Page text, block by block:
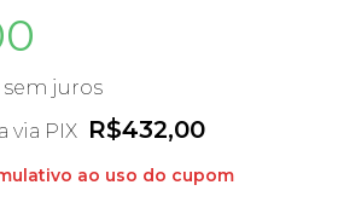
sem juros
via PIX R$432,00
ao uso do cupom